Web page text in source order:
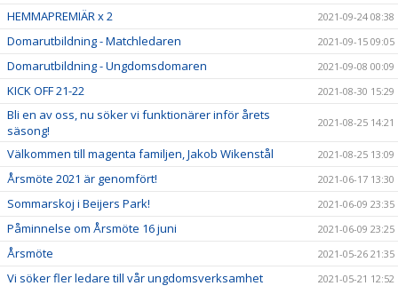
HEMMAPREMIÄR x 2 2021-09-24 08:38
Domarutbildning - Matchledaren 2021-09-15 09:05
Domarutbildning - Ungdomsdomaren 2021-09-08 00:09
KICK OFF 21-22 2021-08-30 15:29
Bli en av oss, nu söker vi funktionärer inför årets
säsong!
2021-08-25 14:21
Välkommen till magenta familjen, Jakob Wikenstål 2021-08-25 13:09
Årsmöte 2021 är genomfört! 2021-06-17 13:30
Sommarskoj i Beijers Park! 2021-06-09 23:35
Påminnelse om Årsmöte 16 juni 2021-06-09 23:25
Årsmöte 2021-05-26 21:35
Vi söker fler ledare till vår ungdomsverksamhet 2021-05-21 12:52